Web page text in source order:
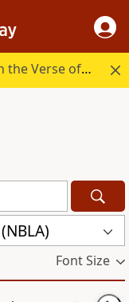
Start your day in God's Word with the Verse of the Day.
Font Size